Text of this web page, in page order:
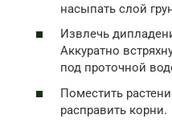
насыпать слой
Извлечь
Аккуратно
под проточной
Поместить
расправить корни.